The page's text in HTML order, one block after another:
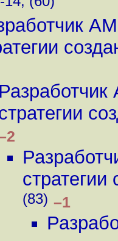
Разработчик
стратегии
(83) –1